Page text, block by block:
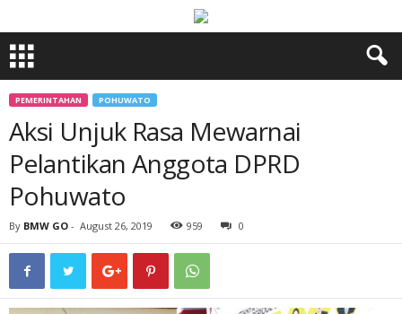
PEMERINTAHAN POHUWATO
Aksi Unjuk Rasa Mewarnai
Pelantikan Anggota DPRD
Pohuwato
By BMW GO - August 26, 2019 959 0